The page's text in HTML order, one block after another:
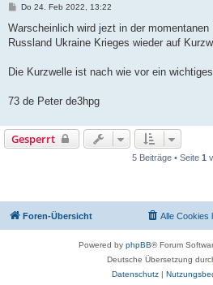
B
i
r
Do 24. Feb 2022, 13:22
Warscheinlich wird jezt in der momentanen
Russland Ukraine Krieges wieder auf
Die Kurzwelle ist nach wie vor ein wichtiges
73 de Peter de3hpg
Gesperrt
5 Beiträge • Seite 1
Foren-Übersicht Alle Cookies
Powered by phpBB® Forum
Deutsche Übersetzung
Datenschutz|